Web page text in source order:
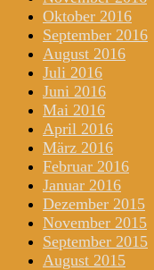
Oktober 2016
September 2016
August 2016
Juli 2016
Juni 2016
Mai 2016
April 2016
März 2016
Februar 2016
Januar 2016
Dezember 2015
November 2015
September 2015
August 2015